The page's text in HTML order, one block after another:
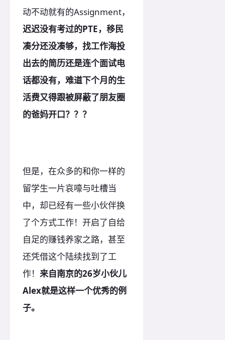
动不动就有的Assignment，
迟迟没有考过的PTE，移民
凑分还没凑够，找工作海投
出去的简历还是连个面试电
话都没有，难道下个月的生
活费又得跟被屏蔽了朋友圈
的爸妈开口？？？
但是，在众多的和你一样的
留学生一片哀嚎与吐槽当
中，却已经有一些小伙伴换
了个方式工作！开启了自给
自足的赚钱养家之路，甚至
还凭借这个陆续找到了工
作！ 来自南京的26岁小伙儿
Alex就是这样一个优秀的例
子。